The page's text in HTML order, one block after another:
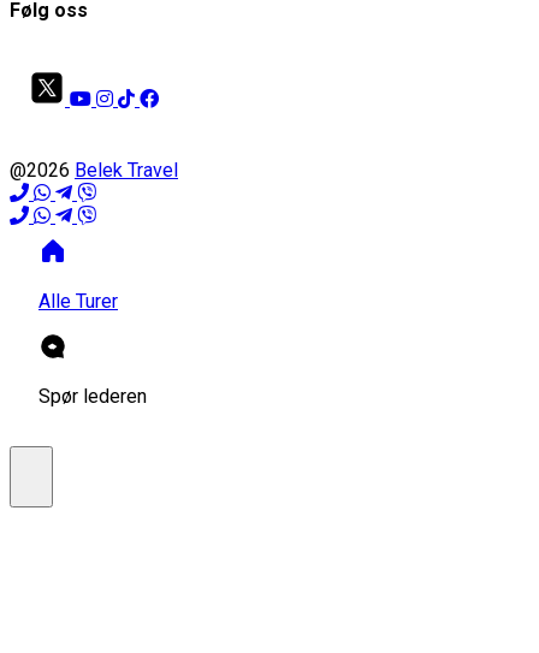
Følg oss
@2026 Belek Travel
Alle Turer
Spør lederen